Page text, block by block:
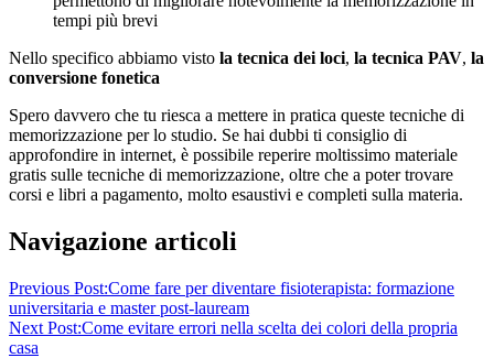
tempi più brevi
Nello specifico abbiamo visto la tecnica dei loci, la tecnica PAV, la
conversione fonetica
Spero davvero che tu riesca a mettere in pratica queste tecniche di
memorizzazione per lo studio. Se hai dubbi ti consiglio di
approfondire in internet, è possibile reperire moltissimo materiale
gratis sulle tecniche di memorizzazione, oltre che a poter trovare
corsi e libri a pagamento, molto esaustivi e completi sulla materia.
Navigazione articoli
Previous Post:Come fare per diventare fisioterapista: formazione
universitaria e master post-lauream
Next Post:Come evitare errori nella scelta dei colori della propria
casa